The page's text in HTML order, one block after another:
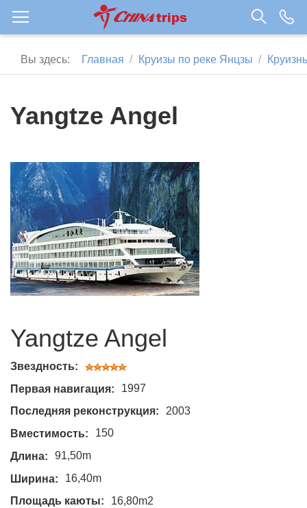
Вы здесь: Главная Круизы по реке Янцзы
Yangtze Angel
Yangtze Angel
Звездность:
Первая навигация:
1997
Последняя реконструкция:
2003
Вместимость:
150
Длина:
91,50m
Ширина:
16,40m
Площадь каюты:
16,80m2